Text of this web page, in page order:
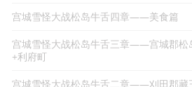
宫城雪怪大战松岛牛舌四章——美食篇
宫城雪怪大战松岛牛舌三章——宫城郡松
+利府町
宫城雪怪大战松岛牛舌二章——刈田郡藏